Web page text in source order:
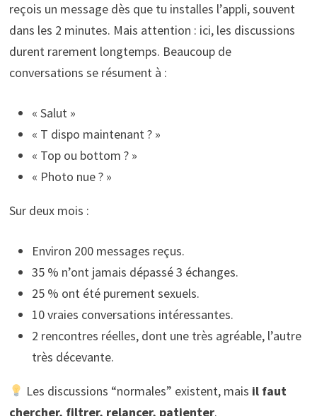
reçois un message dès que tu installes l’appli, souvent
dans les 2 minutes. Mais attention : ici, les discussions
durent rarement longtemps. Beaucoup de
conversations se résument à :
« Salut »
« T dispo maintenant ? »
« Top ou bottom ? »
« Photo nue ? »
Sur deux mois :
Environ 200 messages reçus.
35 % n’ont jamais dépassé 3 échanges.
25 % ont été purement sexuels.
10 vraies conversations intéressantes.
2 rencontres réelles, dont une très agréable, l’autre
très décevante.
Les discussions “normales” existent, mais il faut
chercher, filtrer, relancer, patienter.